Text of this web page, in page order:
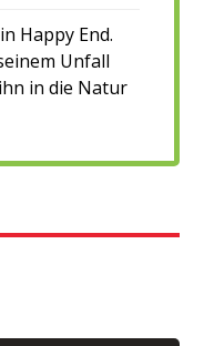
Happy End.
Unfall
in die Natur